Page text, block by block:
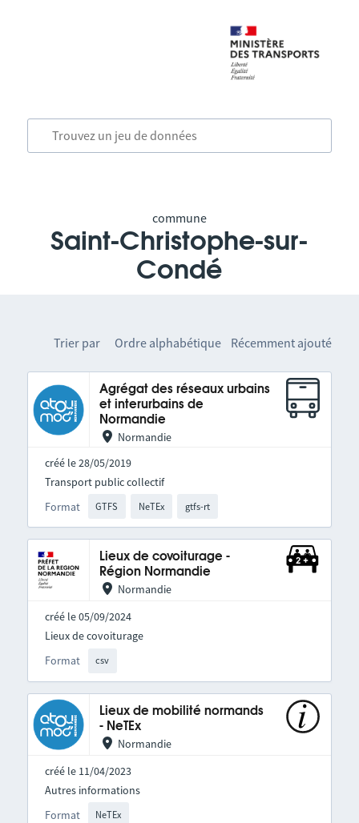
commune
Saint-Christophe-sur-
Condé
Trier par Ordre alphabétique Récemment ajouté
Agrégat des réseaux urbains
et interurbains de
Normandie
Normandie
créé le 28/05/2019
Format GTFS NeTEx gtfs-rt
Transport public collectif
Lieux de covoiturage -
Région Normandie
Normandie
créé le 05/09/2024
Format csv
Lieux de covoiturage
Lieux de mobilité normands
- NeTEx
Normandie
créé le 11/04/2023
Format NeTEx
Autres informations